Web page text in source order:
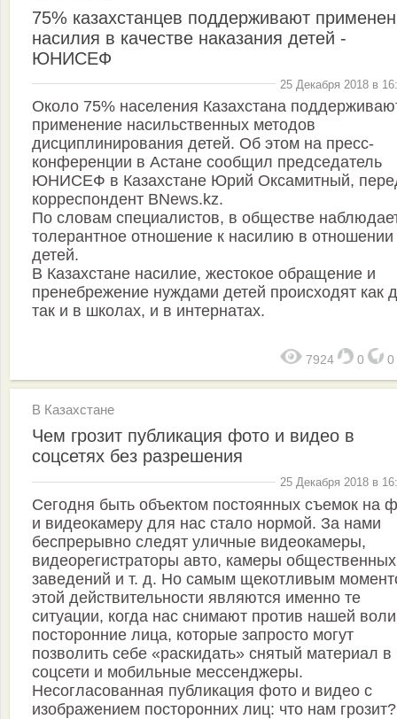
75% казахстанцев поддерживают
насилия в качестве наказания детей -
ЮНИСЕФ
25 Декабря 2018 в
Около 75% населения Казахстана
применение насильственных методов
дисциплинирования детей. Об этом на пресс-
конференции в Астане сообщил председатель
ЮНИСЕФ в Казахстане Юрий Оксамитный,
корреспондент BNews.kz.
По словам специалистов, в обществе
толерантное отношение к насилию в отношении
детей.
В Казахстане насилие, жестокое обращение и
пренебрежение нуждами детей происходят как
так и в школах, и в интернатах.
7924 0 0
В Казахстане
Чем грозит публикация фото и видео в
соцсетях без разрешения
25 Декабря 2018 в
Сегодня быть объектом постоянных съемок на
и видеокамеру для нас стало нормой. За нами
беспрерывно следят уличные видеокамеры,
видеорегистраторы авто, камеры общественных
заведений и т. д. Но самым щекотливым
этой действительности являются именно те
ситуации, когда нас снимают против нашей воли
посторонние лица, которые запросто могут
позволить себе «раскидать» снятый материал в
соцсети и мобильные мессенджеры.
Несогласованная публикация фото и видео с
изображением посторонних лиц: что нам грозит?